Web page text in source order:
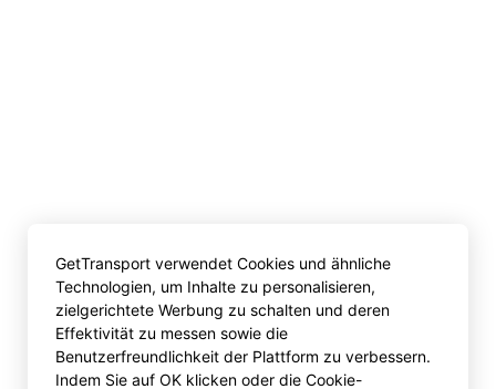
GetTransport verwendet Cookies und ähnliche
Technologien, um Inhalte zu personalisieren,
zielgerichtete Werbung zu schalten und deren
Effektivität zu messen sowie die
Benutzerfreundlichkeit der Plattform zu verbessern.
Indem Sie auf OK klicken oder die Cookie-